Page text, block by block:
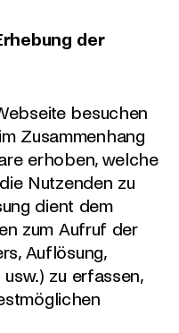
der
besuchen
Zusammenhang
erhoben, welche
Nutzenden zu
dient dem
zum Aufruf der
Auflösung,
zu erfassen,